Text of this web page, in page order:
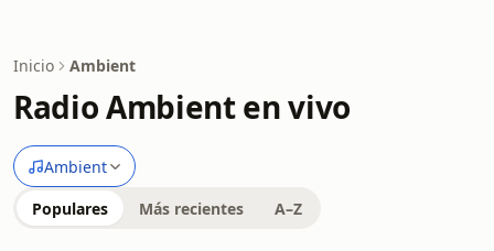
Inicio Ambient
Radio Ambient en vivo
Ambient
Populares Más recientes A–Z